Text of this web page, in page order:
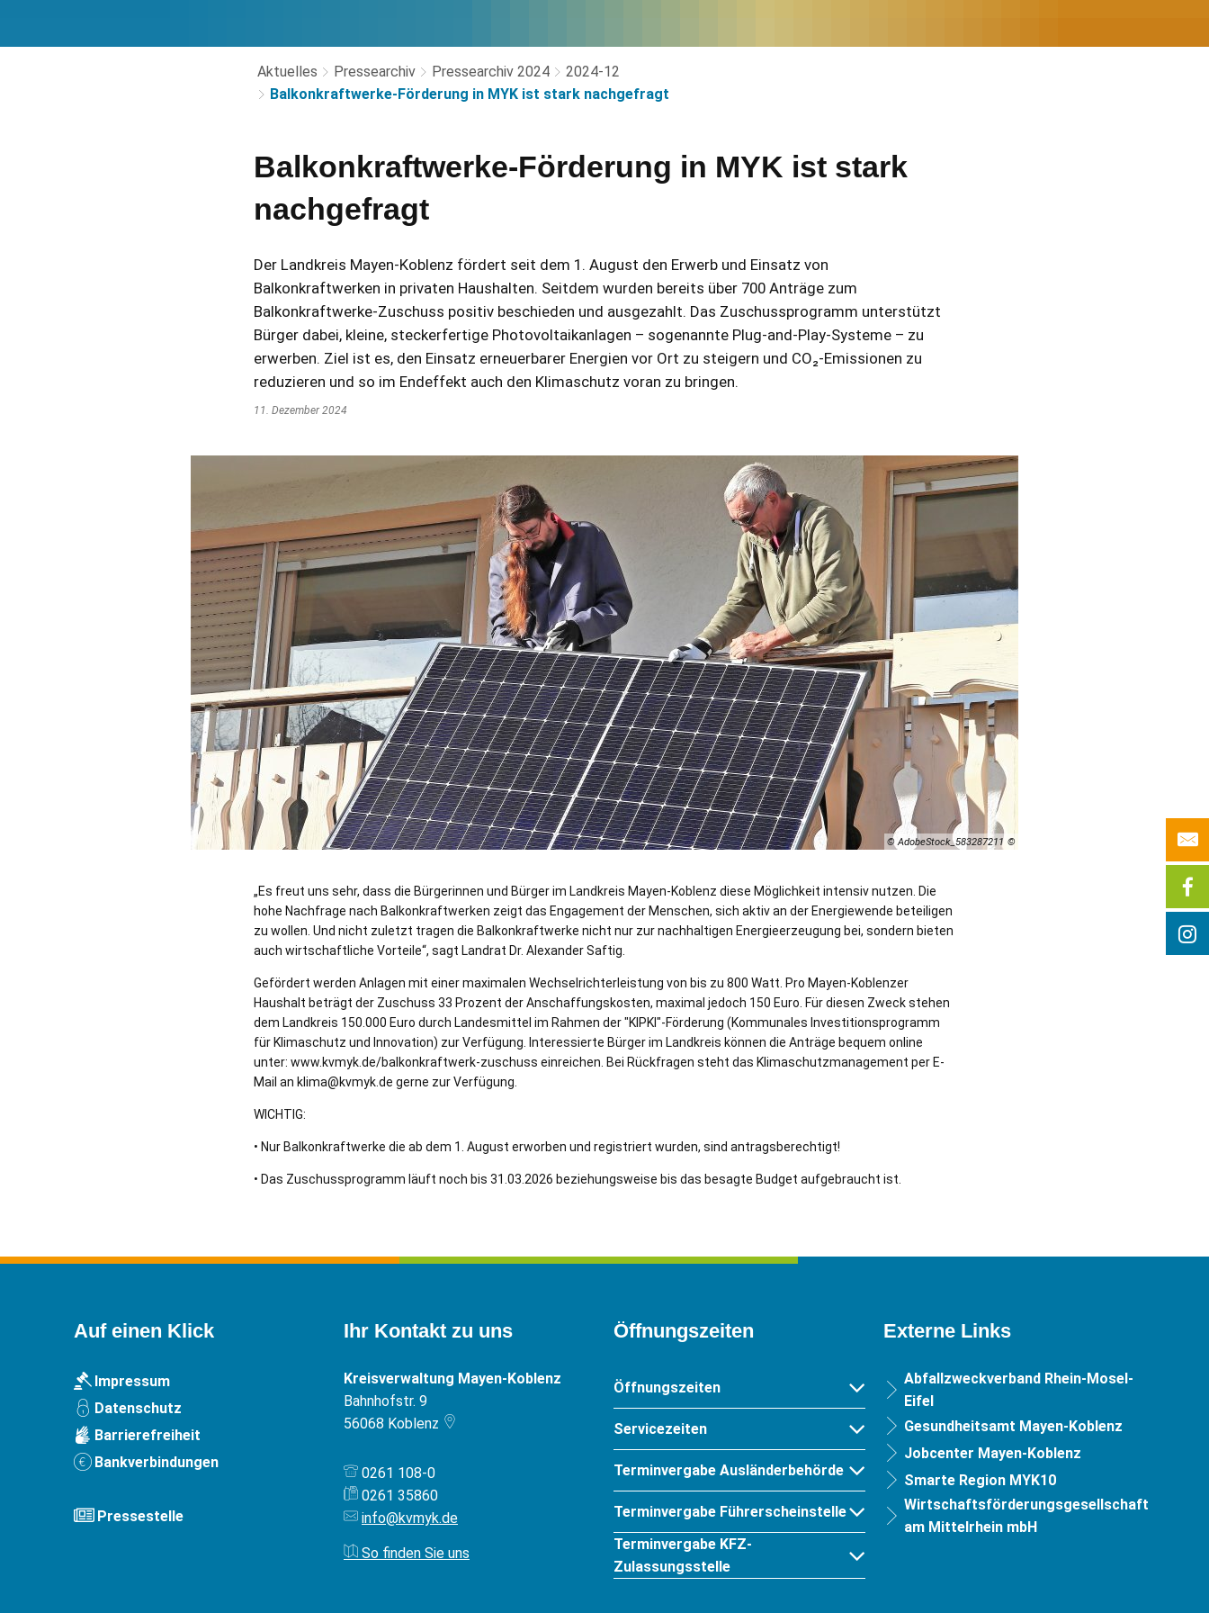
Aktuelles Pressearchiv Pressearchiv 2024
2024-12
Balkonkraftwerke-Förderung in MYK ist stark nachgefragt
Balkonkraftwerke-Förderung in MYK ist stark
nachgefragt
Der Landkreis Mayen-Koblenz fördert seit dem 1. August den Erwerb und Einsatz von
Balkonkraftwerken in privaten Haushalten. Seitdem wurden bereits über 700 Anträge zum
Balkonkraftwerke-Zuschuss positiv beschieden und ausgezahlt. Das Zuschussprogramm unterstützt
Bürger dabei, kleine, steckerfertige Photovoltaikanlagen – sogenannte Plug-and-Play-Systeme – zu
erwerben. Ziel ist es, den Einsatz erneuerbarer Energien vor Ort zu steigern und CO₂-Emissionen zu
reduzieren und so im Endeffekt auch den Klimaschutz voran zu bringen.
11. Dezember 2024
© AdobeStock_583287211
„Es freut uns sehr, dass die Bürgerinnen und Bürger im Landkreis Mayen-Koblenz diese Möglichkeit intensiv nutzen. Die
hohe Nachfrage nach Balkonkraftwerken zeigt das Engagement der Menschen, sich aktiv an der Energiewende beteiligen
zu wollen. Und nicht zuletzt tragen die Balkonkraftwerke nicht nur zur nachhaltigen Energieerzeugung bei, sondern bieten
auch wirtschaftliche Vorteile“, sagt Landrat Dr. Alexander Saftig.
Gefördert werden Anlagen mit einer maximalen Wechselrichterleistung von bis zu 800 Watt. Pro Mayen-Koblenzer
Haushalt beträgt der Zuschuss 33 Prozent der Anschaffungskosten, maximal jedoch 150 Euro. Für diesen Zweck stehen
dem Landkreis 150.000 Euro durch Landesmittel im Rahmen der "KIPKI"-Förderung (Kommunales Investitionsprogramm
für Klimaschutz und Innovation) zur Verfügung. Interessierte Bürger im Landkreis können die Anträge bequem online
unter: www.kvmyk.de/balkonkraftwerk-zuschuss einreichen. Bei Rückfragen steht das Klimaschutzmanagement per E-
Mail an klima@kvmyk.de gerne zur Verfügung.
WICHTIG:
• Nur Balkonkraftwerke die ab dem 1. August erworben und registriert wurden, sind antragsberechtigt!
• Das Zuschussprogramm läuft noch bis 31.03.2026 beziehungsweise bis das besagte Budget aufgebraucht ist.
Auf einen Klick
Impressum
Datenschutz
Barrierefreiheit
Bankverbindungen
Pressestelle
Ihr Kontakt zu uns
Kreisverwaltung Mayen-Koblenz
Bahnhofstr. 9
56068 Koblenz
0261 108-0
0261 35860
info@kvmyk.de
So finden Sie uns
Öffnungszeiten
Öffnungszeiten
Servicezeiten
Terminvergabe Ausländerbehörde
Terminvergabe Führerscheinstelle
Terminvergabe KFZ-
Zulassungsstelle
Externe Links
Abfallzweckverband Rhein-Mosel-
Eifel
Gesundheitsamt Mayen-Koblenz
Jobcenter Mayen-Koblenz
Smarte Region MYK10
Wirtschaftsförderungsgesellschaft
am Mittelrhein mbH